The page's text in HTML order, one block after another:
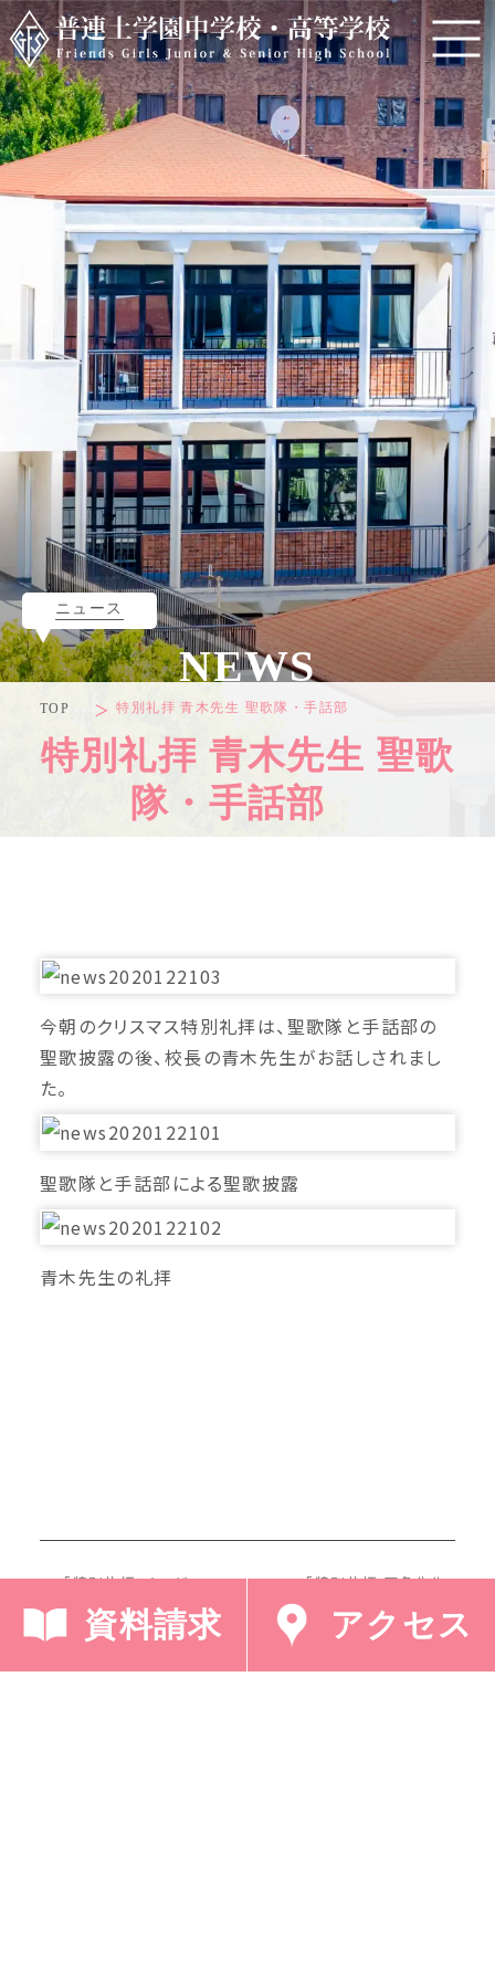
資料請求 アクセス
TOP 特別礼拝 青木先生 聖歌隊・手話部
特別礼拝 青木先生 聖歌
隊・手話部
NEWS
ニュース
今朝のクリスマス特別礼拝は、聖歌隊と手話部の
聖歌披露の後、校長の青木先生がお話しされまし
た。
聖歌隊と手話部による聖歌披露
青木先生の礼拝
< 「特別礼拝 ページ 「特別礼拝 田名先生